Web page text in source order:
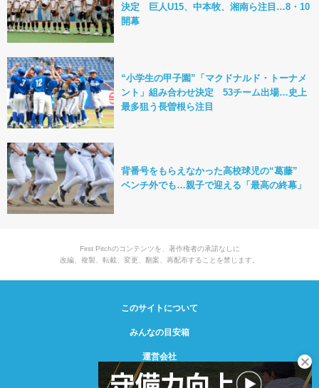
決定 巨人U15、中本牧、湘南ら注目…8・10
開幕
“小学生の甲子園”「マクドナルド・トーナメ
ント」組み合わせ決定 53チーム出場…史上
最多狙う長曽根ら注目
背番号をもらえなかった高校球児の“葛藤”
ベンチ外でも…親子で迎える「最高の終幕」
First Pitchのコンテンツを、著作権者の承諾なしに
改編、複製、転載、変更、翻案、再配布することを禁じます。
このサイトについて
みんなの目安箱
運営会社